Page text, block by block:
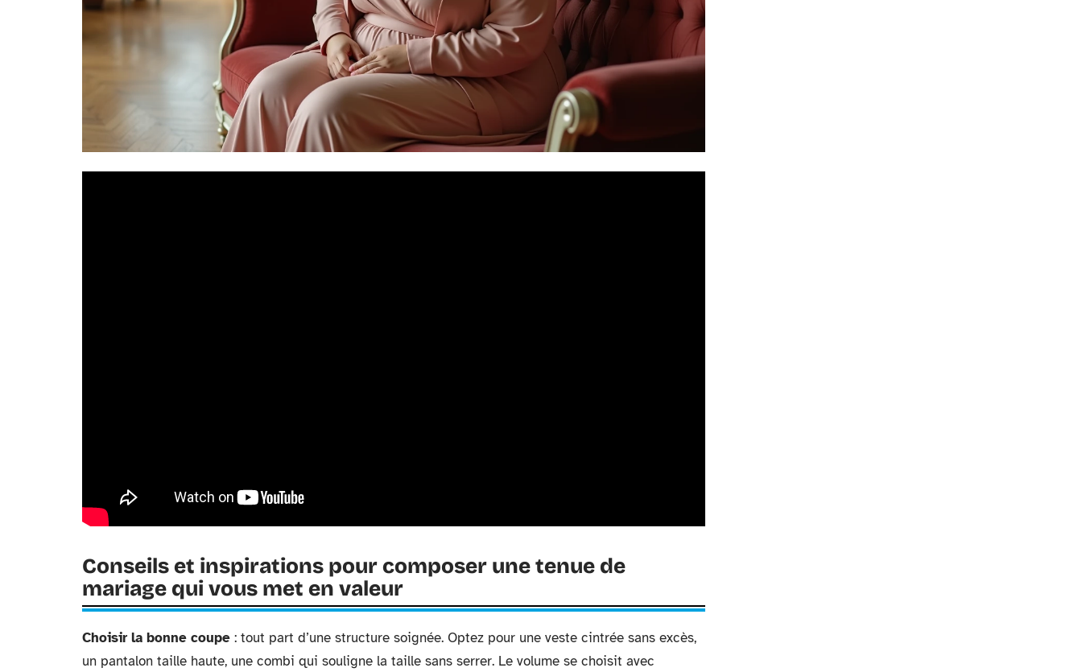
Conseils et inspirations pour composer une tenue de
mariage qui vous met en valeur
Choisir la bonne coupe : tout part d’une structure soignée. Optez pour une veste cintrée sans excès,
un pantalon taille haute, une combi qui souligne la taille sans serrer. Le volume se choisit avec